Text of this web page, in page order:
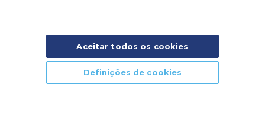
© 2026 Air Charter Service | Rua Funchal, 411 5 andar sala 13, Vila
Olimpia, Sao Paulo-SP Brasil, CEP 04551-060, Brazil, South America |
Chárter Privado +55 1135860500 | Chárter de Carga +55 1140821150 |
Chárter para Grupos +55 1140821140
Aceitar todos os cookies
Definições de cookies